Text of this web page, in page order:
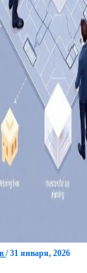
/31 января, 2026